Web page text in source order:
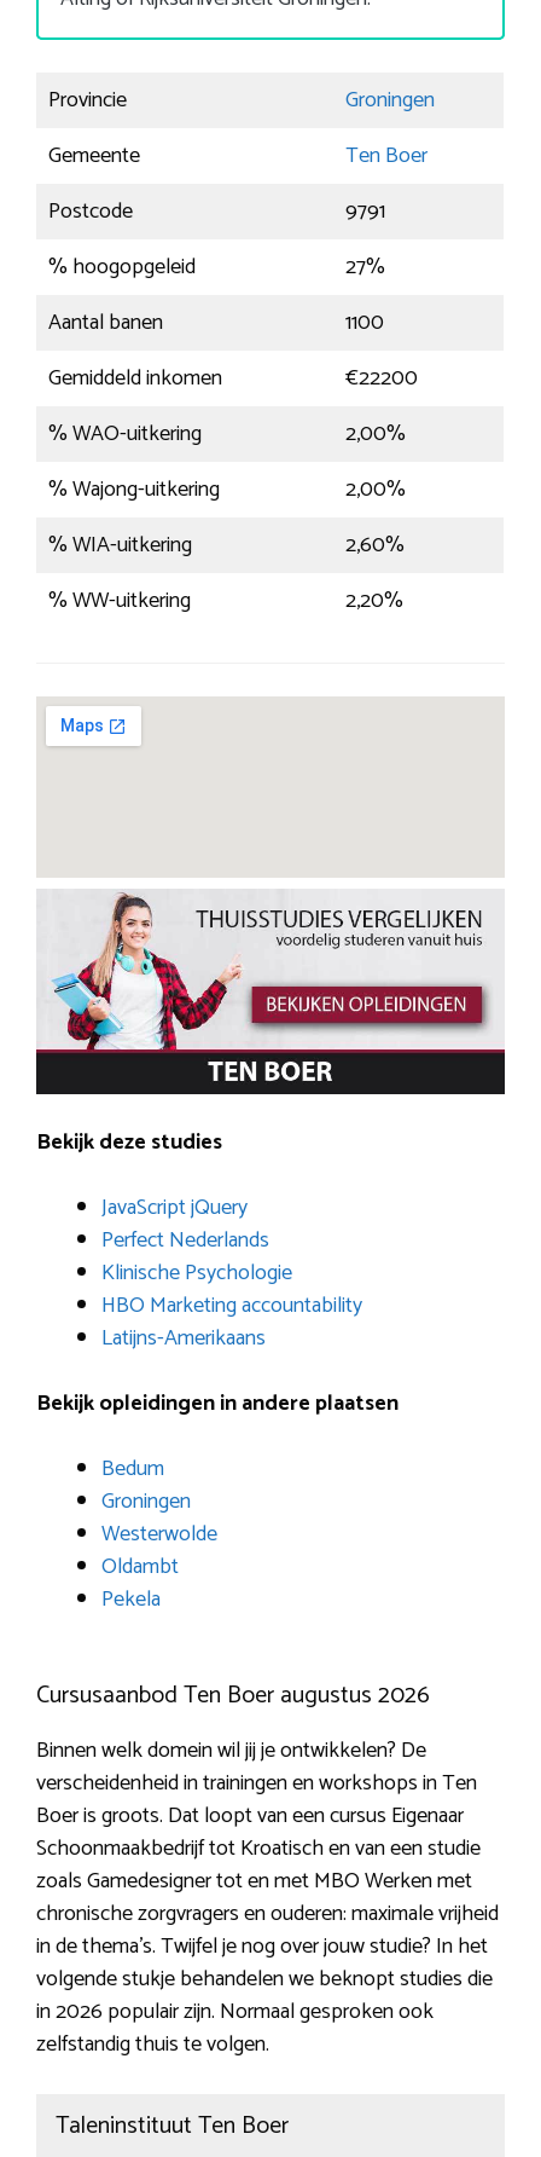
Provincie
Groningen
Gemeente
Ten Boer
Postcode
9791
% hoogopgeleid
27%
Aantal banen
1100
Gemiddeld inkomen
€22200
% WAO-uitkering
2,00%
% Wajong-uitkering
2,00%
% WIA-uitkering
2,60%
% WW-uitkering
2,20%
Bekijk deze studies
JavaScript jQuery
Perfect Nederlands
Klinische Psychologie
HBO Marketing accountability
Latijns-Amerikaans
Bekijk opleidingen in andere plaatsen
Bedum
Groningen
Westerwolde
Oldambt
Pekela
Cursusaanbod Ten Boer augustus 2026
Binnen welk domein wil jij je ontwikkelen? De
verscheidenheid in trainingen en workshops in Ten
Boer is groots. Dat loopt van een cursus Eigenaar
Schoonmaakbedrijf tot Kroatisch en van een studie
zoals Gamedesigner tot en met MBO Werken met
chronische zorgvragers en ouderen: maximale vrijheid
in de thema’s. Twijfel je nog over jouw studie? In het
volgende stukje behandelen we beknopt studies die
in 2026 populair zijn. Normaal gesproken ook
zelfstandig thuis te volgen.
Taleninstituut Ten Boer